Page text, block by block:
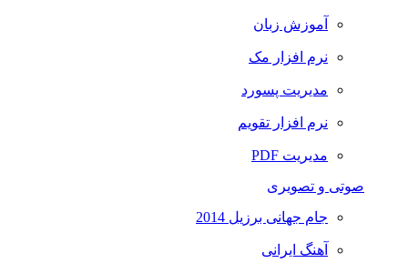
آموزش زبان
نرم افزار مک
مدیریت پسورد
نرم افزار تقویم
مدیریت PDF
صوتی و تصویری
جام جهانی برزیل 2014
آهنگ ایرانی